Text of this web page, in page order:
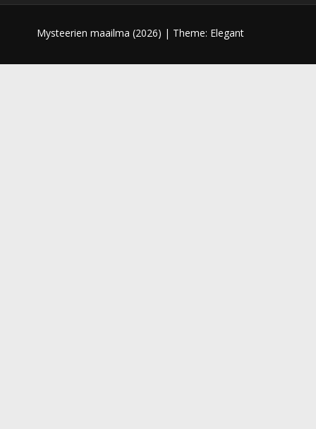
Mysteerien maailma (2026) | Theme: Elegant